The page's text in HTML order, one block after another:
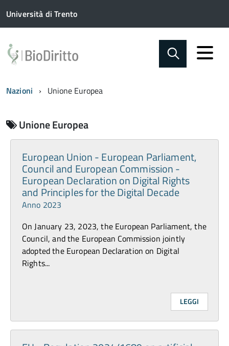
Università di Trento
Nazioni Unione Europea
Unione Europea
European Union - European Parliament,
Council and European Commission -
European Declaration on Digital Rights
and Principles for the Digital Decade
Anno 2023
On January 23, 2023, the European Parliament, the
Council, and the European Commission jointly
adopted the European Declaration on Digital
Rights...
LEGGI